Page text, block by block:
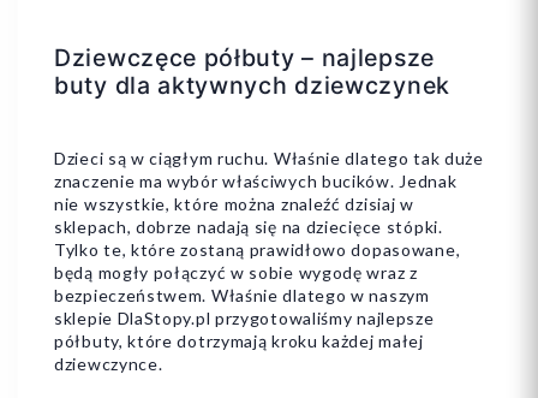
Dziewczęce półbuty – najlepsze
buty dla aktywnych dziewczynek
Dzieci są w ciągłym ruchu. Właśnie dlatego tak duże
znaczenie ma wybór właściwych bucików. Jednak
nie wszystkie, które można znaleźć dzisiaj w
sklepach, dobrze nadają się na dziecięce stópki.
Tylko te, które zostaną prawidłowo dopasowane,
będą mogły połączyć w sobie wygodę wraz z
bezpieczeństwem. Właśnie dlatego w naszym
sklepie DlaStopy.pl przygotowaliśmy najlepsze
półbuty, które dotrzymają kroku każdej małej
dziewczynce.